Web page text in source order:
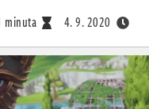
minuta 4. 9. 2020